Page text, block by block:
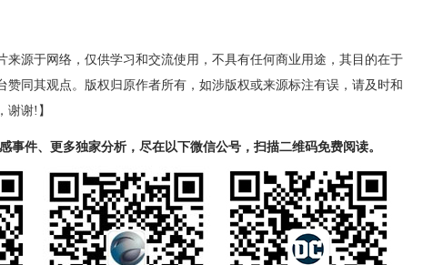
来源于网络，仅供学习和交流使用，不具有任何商业用途，其目的在于
赞同其观点。版权归原作者所有，如涉版权或来源标注有误，请及时和
谢谢!】
事件、更多独家分析，尽在以下微信公号，扫描二维码免费阅读。